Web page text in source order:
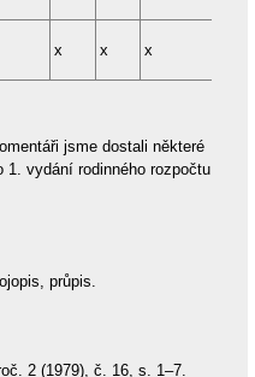
x x x
jsme dostali některé
vydání rodinného rozpočtu
průpis.
2 (1979), č. 16, s. 1–7.